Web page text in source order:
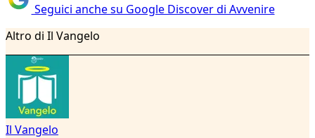
Seguici anche su Google Discover di Avvenire
Altro di Il Vangelo
Il Vangelo